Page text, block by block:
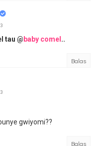
tau @ baby comel ..
Balas
gwiyomi??
Balas